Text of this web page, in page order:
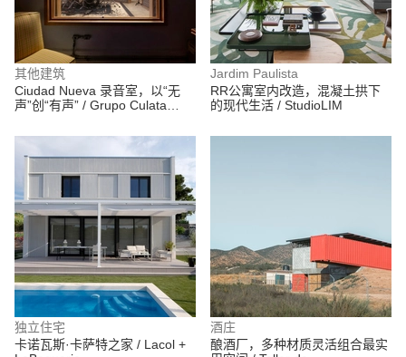
其他建筑
Ciudad Nueva 录音室，以“无
声”创“有声” / Grupo Culata
Jardim Paulista
RR公寓室内改造，混凝土拱下
的现代生活 / StudioLIM
独立住宅
卡诺瓦斯·卡萨特之家 / Lacol +
酒庄
酿酒厂，多种材质灵活组合最实